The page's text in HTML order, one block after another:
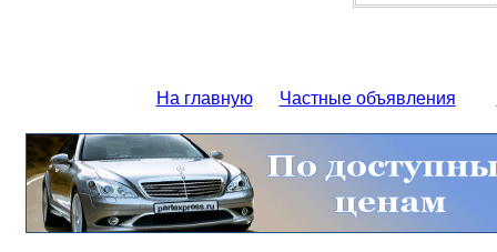
На главную Частные объявления